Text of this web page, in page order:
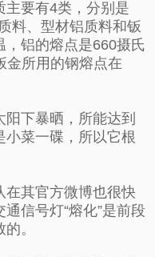
主要有4类，分别是
料、型材铝质料和钣
，铝的熔点是660摄氏
金所用的钢熔点在
下暴晒，所能达到
小菜一碟，所以它根
其官方微博也很快
信号灯“熔化”是前段
。